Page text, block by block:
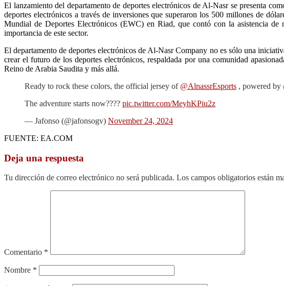
El lanzamiento del departamento de deportes electrónicos de Al-Nasr se presenta
deportes electrónicos a través de inversiones que superaron los 500 millones de
Mundial de Deportes Electrónicos (EWC) en Riad, que contó con la asistencia de
importancia de este sector.
El departamento de deportes electrónicos de Al-Nasr Company no es sólo una
crear el futuro de los deportes electrónicos, respaldada por una comunidad
Reino de Arabia Saudita y más allá.
Ready to rock these colors, the official jersey of @AlnassrEsports , powered by
The adventure starts now???? pic.twitter.com/MeyhKPiu2z
— Jafonso (@jafonsogv) November 24, 2024
FUENTE: EA.COM
Deja una respuesta
Tu dirección de correo electrónico no será publicada. Los campos obligatorios están
Comentario *
Nombre *